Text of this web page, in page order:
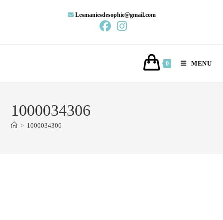
Lesmaniesdesophie@gmail.com
0 MENU
1000034306
> 1000034306